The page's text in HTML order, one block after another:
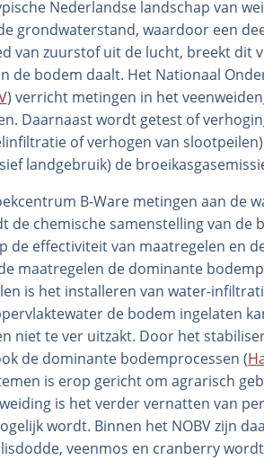
Nederlandse landschap van
grondwaterstand, waardoor een
van zuurstof uit de lucht, breekt dit
de bodem daalt. Het Nationaal
) verricht metingen in het
Daarnaast wordt getest of
of verhogen van
landgebruik) de
B-Ware metingen aan de
de chemische samenstelling van de
de effectiviteit van maatregelen en
maatregelen de dominante
is het installeren van water-
de bodem ingelaten
niet te ver uitzakt. Door het
de dominante bodemprocessen (
is erop gericht om agrarisch
is het verder vernatten van
wordt. Binnen het NOBV zijn
veenmos en cranberry